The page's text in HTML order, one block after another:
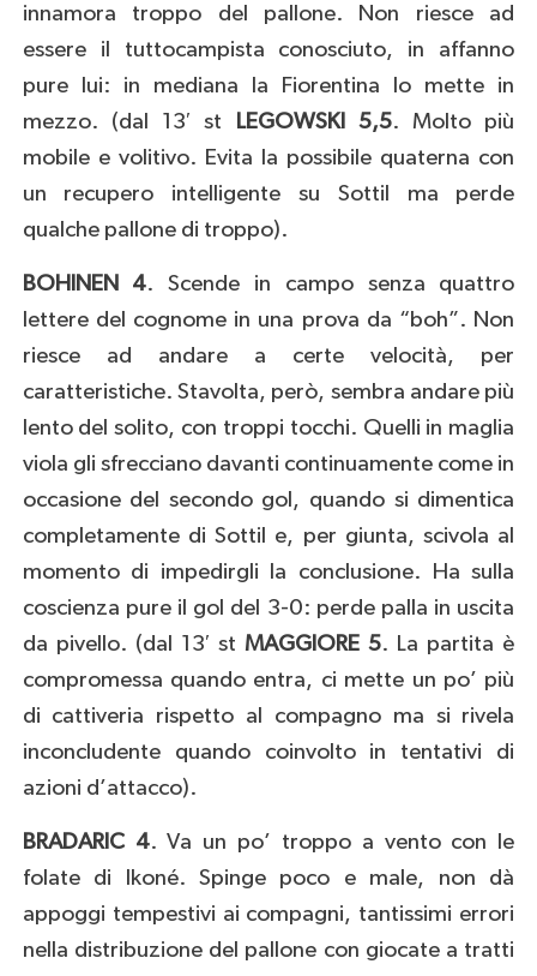
innamora troppo del pallone. Non riesce ad
essere il tuttocampista conosciuto, in affanno
pure lui: in mediana la Fiorentina lo mette in
mezzo. (dal 13′ st
LEGOWSKI 5,5. Molto più
mobile e volitivo. Evita la possibile quaterna con
un recupero intelligente su Sottil ma perde
qualche pallone di troppo).
BOHINEN 4. Scende in campo senza quattro
lettere del cognome in una prova da “boh”. Non
riesce ad andare a certe velocità, per
caratteristiche. Stavolta, però, sembra andare più
lento del solito, con troppi tocchi. Quelli in maglia
viola gli sfrecciano davanti continuamente come in
occasione del secondo gol, quando si dimentica
completamente di Sottil e, per giunta, scivola al
momento di impedirgli la conclusione. Ha sulla
coscienza pure il gol del 3-0: perde palla in uscita
da pivello. (dal 13′ stMAGGIORE 5. La partita è
compromessa quando entra, ci mette un po’ più
di cattiveria rispetto al compagno ma si rivela
inconcludente quando coinvolto in tentativi di
azioni d’attacco).
BRADARIC 4. Va un po’ troppo a vento con le
folate di Ikoné. Spinge poco e male, non dà
appoggi tempestivi ai compagni, tantissimi errori
nella distribuzione del pallone con giocate a tratti